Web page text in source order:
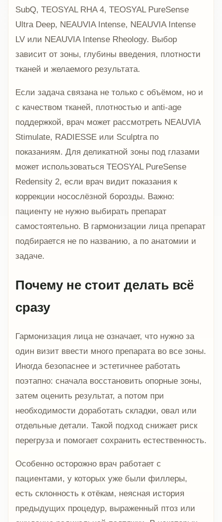
SubQ, TEOSYAL RHA 4, TEOSYAL PureSense
Ultra Deep, NEAUVIA Intense, NEAUVIA Intense
LV или NEAUVIA Intense Rheology. Выбор
зависит от зоны, глубины введения, плотности
тканей и желаемого результата.
Если задача связана не только с объёмом, но и
с качеством тканей, плотностью и anti-age
поддержкой, врач может рассмотреть NEAUVIA
Stimulate, RADIESSE или Sculptra по
показаниям. Для деликатной зоны под глазами
может использоваться TEOSYAL PureSense
Redensity 2, если врач видит показания к
коррекции носослёзной борозды. Важно:
пациенту не нужно выбирать препарат
самостоятельно. В гармонизации лица препарат
подбирается не по названию, а по анатомии и
задаче.
Почему не стоит делать всё
сразу
Гармонизация лица не означает, что нужно за
один визит ввести много препарата во все зоны.
Иногда безопаснее и эстетичнее работать
поэтапно: сначала восстановить опорные зоны,
затем оценить результат, а потом при
необходимости доработать складки, овал или
отдельные детали. Такой подход снижает риск
перегруза и помогает сохранить естественность.
Особенно осторожно врач работает с
пациентами, у которых уже были филлеры,
есть склонность к отёкам, неясная история
предыдущих процедур, выраженный птоз или